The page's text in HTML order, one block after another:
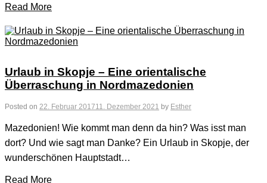
Read More
Urlaub in Skopje – Eine orientalische
Überraschung in Nordmazedonien
Posted on 22. Februar 201711. Dezember 2021 by Esther
Mazedonien! Wie kommt man denn da hin? Was isst man
dort? Und wie sagt man Danke? Ein Urlaub in Skopje, der
wunderschönen Hauptstadt…
Read More